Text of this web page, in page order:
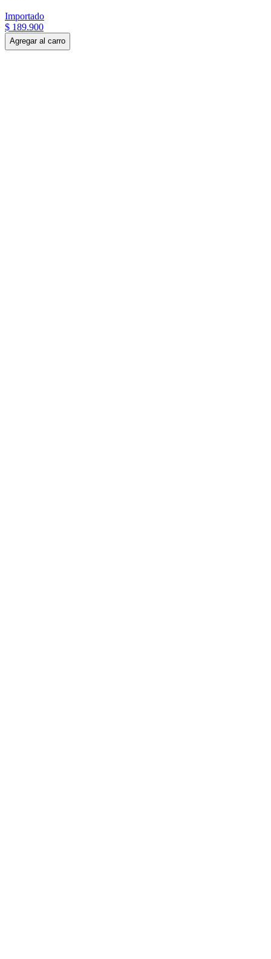
Importado
$ 189.900
Agregar al carro